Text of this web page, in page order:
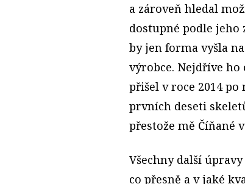
a zároveň hledal
dostupné podle jeho
by jen forma vyšla
výrobce. Nejdříve
přišel v roce 2014
prvních deseti
přestože mě Číňané
Všechny další
co přesně a v jaké